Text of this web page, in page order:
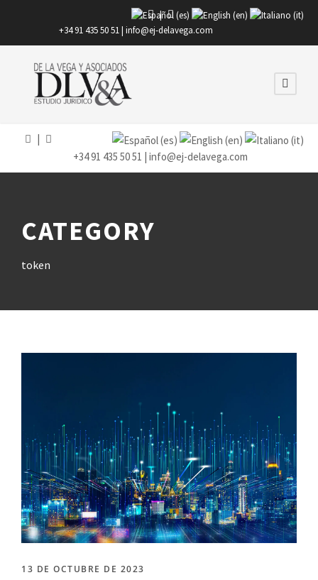
|
+34 91 435 50 51 | info@ej-delavega.com
+34 91 435 50 51 | info@ej-delavega.com
CATEGORY
token
13 DE OCTUBRE DE 2023